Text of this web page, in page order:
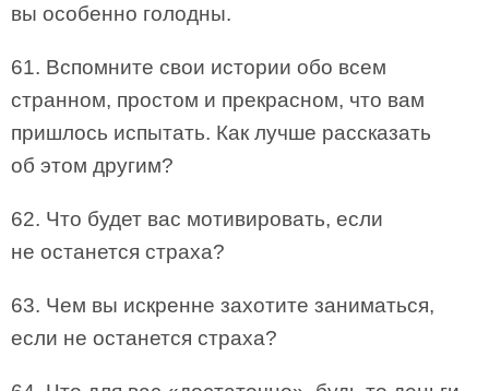
вы особенно голодны.
61. Вспомните свои истории обо всем
странном, простом и прекрасном, что вам
пришлось испытать. Как лучше рассказать
об этом другим?
62. Что будет вас мотивировать, если
не останется страха?
63. Чем вы искренне захотите заниматься,
если не останется страха?